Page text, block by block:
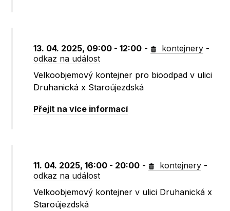
13. 04. 2025, 09:00 - 12:00 - kontejnery -
odkaz na událost
Velkoobjemový kontejner pro bioodpad v ulici
Druhanická x Staroújezdská
Přejít na více informací
11. 04. 2025, 16:00 - 20:00 - kontejnery -
odkaz na událost
Velkoobjemový kontejner v ulici Druhanická x
Staroújezdská